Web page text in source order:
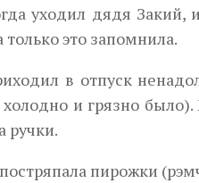
уходил дядя Закий,
это запомнила.
в отпуск
и грязно
ручки.
пирожки